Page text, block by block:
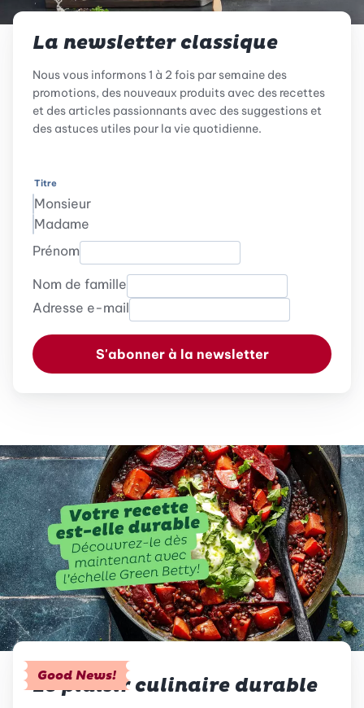
La newsletter classique
Nous vous informons 1 à 2 fois par semaine des
promotions, des nouveaux produits avec des recettes
et des articles passionnants avec des suggestions et
des astuces utiles pour la vie quotidienne.
Titre
Monsieur
Madame
Prénom
Nom de famille
Adresse e-mail
S'abonner à la newsletter
Good News!
Le plaisir culinaire durable